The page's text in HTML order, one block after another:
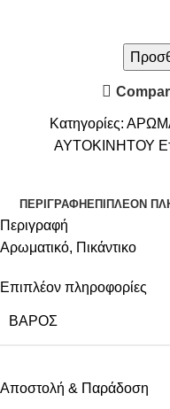
Κατηγορίες:
ΑΥΤΟΚΙΝΗΤΟΥ
ΠΕΡΙΓΡΑΦΉ ΕΠΙΠΛΈΟΝ
Περιγραφή
Αρωματικό, Πικάντικο
Επιπλέον πληροφορίες
ΒΆΡΟΣ
Αποστολή & Παράδοση